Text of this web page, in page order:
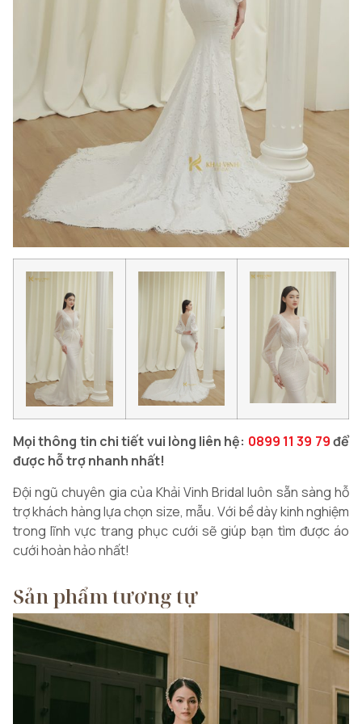
Mọi thông tin chi tiết vui lòng liên hệ: 0899 11 39 79để
được hỗ trợ nhanh nhất!
Đội ngũ chuyên gia của Khải Vinh Bridal luôn sẵn sàng hỗ
trợ khách hàng lựa chọn size, mẫu. Với bề dày kinh nghiệm
trong lĩnh vực trang phục cưới sẽ giúp bạn tìm được áo
cưới hoàn hảo nhất!
Sản phẩm tương tự